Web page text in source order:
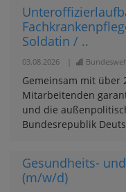
Soldatin / ..
03.08.2026
Gemeinsam mit über
Mitarbeitenden
und die
Bundesrepublik
Gesundheits-
(m/w/d)